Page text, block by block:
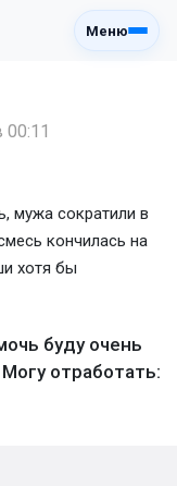
Меню
мужа сократили в
кончилась на
хотя бы
буду очень
отработать: